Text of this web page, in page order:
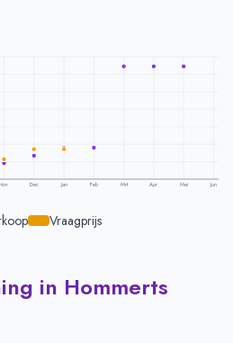
Nov Dec Jan Feb Mrt Apr Mei Jun
Vraagprijs
-Hommerts
Verkoopprijs
in Hommerts